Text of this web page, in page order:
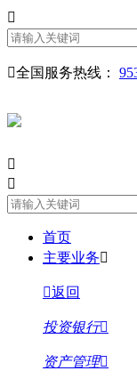
全国服务热线：
首页
主要业务
返回
投资银行
资产管理